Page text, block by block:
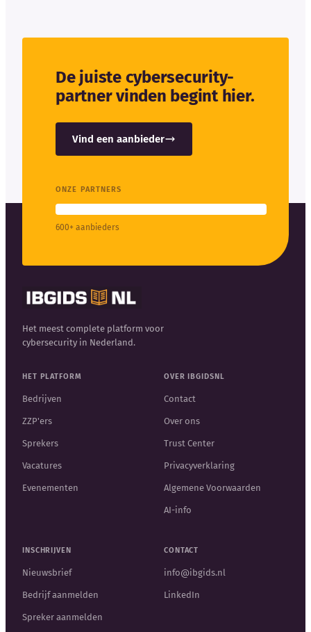
De juiste cybersecurity-
partner vinden begint hier.
Vind een aanbieder
ONZE PARTNERS
600+ aanbieders
Het meest complete platform voor
cybersecurity in Nederland.
HET PLATFORM
Bedrijven
ZZP'ers
Sprekers
Vacatures
Evenementen
OVER IBGIDSNL
Contact
Over ons
Trust Center
Privacyverklaring
Algemene Voorwaarden
AI-info
INSCHRIJVEN
Nieuwsbrief
Bedrijf aanmelden
Spreker aanmelden
CONTACT
info@ibgids.nl
LinkedIn